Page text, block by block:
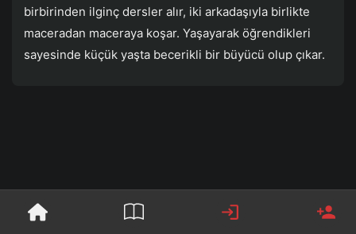
birbirinden ilginç dersler alır, iki arkadaşıyla birlikte
maceradan maceraya koşar. Yaşayarak öğrendikleri
sayesinde küçük yaşta becerikli bir büyücü olup çıkar.